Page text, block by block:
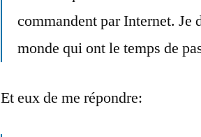
commandent par Internet. Je
monde qui ont le temps de
Et eux de me répondre: